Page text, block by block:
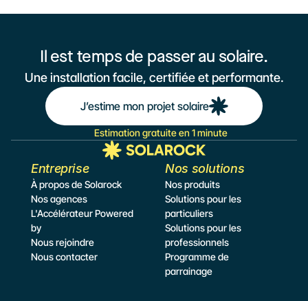
Il est temps de passer au solaire.
Une installation facile, certifiée et performante.
J’estime mon projet solaire
Estimation gratuite en 1 minute
Entreprise
À propos de Solarock
Nos agences
L'Accélérateur Powered
by
Nous rejoindre
Nous contacter
Nos solutions
Nos produits
Solutions pour les
particuliers
Solutions pour les
professionnels
Programme de
parrainage